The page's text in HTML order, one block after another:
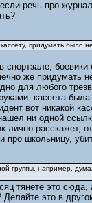
речь про
придумать было
боевики
же придумать
для любого
кассета
вот никакой
ни одной
лично расскажет,
про школьницу,
группы, например,
тянете это сюда,
Делайте это в